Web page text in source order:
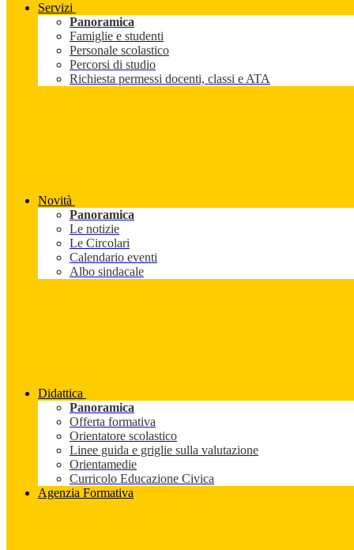
Servizi
Panoramica
Famiglie e studenti
Personale scolastico
Percorsi di studio
Richiesta permessi docenti, classi e ATA
Novità
Panoramica
Le notizie
Le Circolari
Calendario eventi
Albo sindacale
Didattica
Panoramica
Offerta formativa
Orientatore scolastico
Linee guida e griglie sulla valutazione
Orientamedie
Curricolo Educazione Civica
Agenzia Formativa